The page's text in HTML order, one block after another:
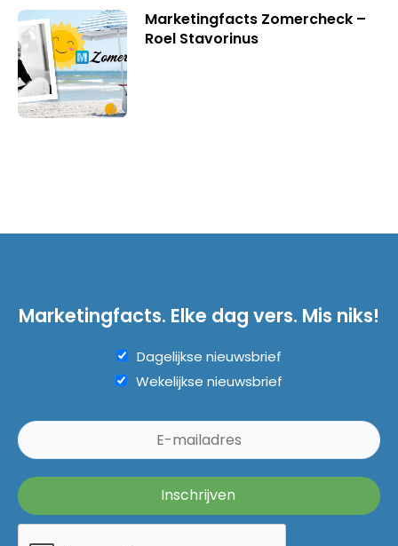
Marketingfacts Zomercheck –
Roel Stavorinus
Marketingfacts. Elke dag vers. Mis niks!
Dagelijkse nieuwsbrief
Wekelijkse nieuwsbrief